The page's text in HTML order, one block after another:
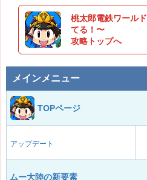
桃太郎電鉄ワール
てる！〜
攻略トップへ
メインメニュー
TOPページ
アップデート
ムー大陸の新要素